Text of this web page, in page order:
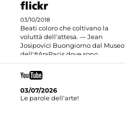
03/10/2018
Beati coloro che coltivano la
voluttà dell'attesa. — Jean
Josipovici Buongiorno dal Museo
dell'#AraPacis dove sono
03/07/2026
Le parole dell'arte!